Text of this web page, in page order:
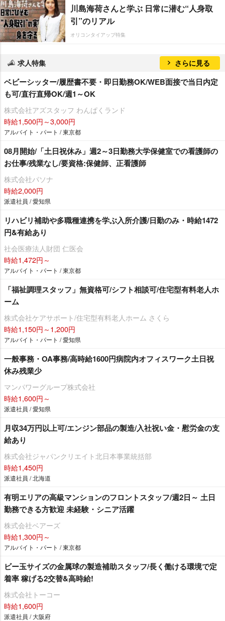
川島海荷さんと学ぶ 日常に潜む“人身取
引”のリアル
オリコンタイアップ特集
求人特集 さらに見る
ベビーシッター/履歴書不要・即日勤務OK/WEB面接で当日内定
も可/直行直帰OK/週1～OK
株式会社アズスタッフ わんぱくランド
時給1,500円～3,000円
アルバイト・パート / 東京都
08月開始/「土日祝休み」週2～3日勤務大学保健室での看護師の
お仕事/残業なし/要資格:保健師、正看護師
株式会社パソナ
時給2,000円
派遣社員 / 愛知県
リハビリ補助や多職種連携を学ぶ入所介護/日勤のみ・時給1472
円&有給あり
社会医療法人財団 仁医会
時給1,472円～
アルバイト・パート / 東京都
「福祉調理スタッフ」無資格可/シフト相談可/住宅型有料老人ホ
ーム
株式会社ケアサポート/住宅型有料老人ホーム さくら
時給1,150円～1,200円
アルバイト・パート / 愛知県
一般事務・OA事務/高時給1600円病院内オフィスワーク土日祝
休み残業少
マンパワーグループ株式会社
時給1,600円～
派遣社員 / 愛知県
月収34万円以上可/エンジン部品の製造/入社祝い金・慰労金の支
給あり
株式会社ジャパンクリエイト北日本事業統括部
時給1,450円
派遣社員 / 北海道
有明エリアの⾼級マンションのフロントスタッフ/週2日～ 土日
勤務できる方歓迎 未経験・シニア活躍
株式会社ベアーズ
時給1,300円～
アルバイト・パート / 東京都
ビー玉サイズの金属球の製造補助スタッフ/長く働ける環境で定
着率 稼げる2交替&高時給!
株式会社トーコー
時給1,600円
派遣社員 / 大阪府